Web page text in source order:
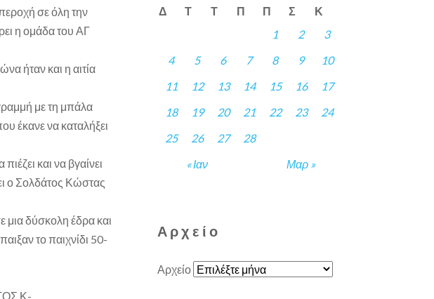
σε όλη την
η ομάδα του ΑΓ
ήταν και η αιτία
με τη μπάλα
έκανε να καταλήξει
και να βγαίνει
ο Σολδάτος Κώστας
μια δύσκολη έδρα και
το παιχνίδι 50-
Κ-
Δ Τ Τ Π Π Σ Κ
« Ιαν Μαρ »
1 2
3
4
5 6 7 8 9
10
11
12 13 14 15 16
17
18
19 20 21 22 23
24
25
26 27 28
Αρχείο
Αρχείο